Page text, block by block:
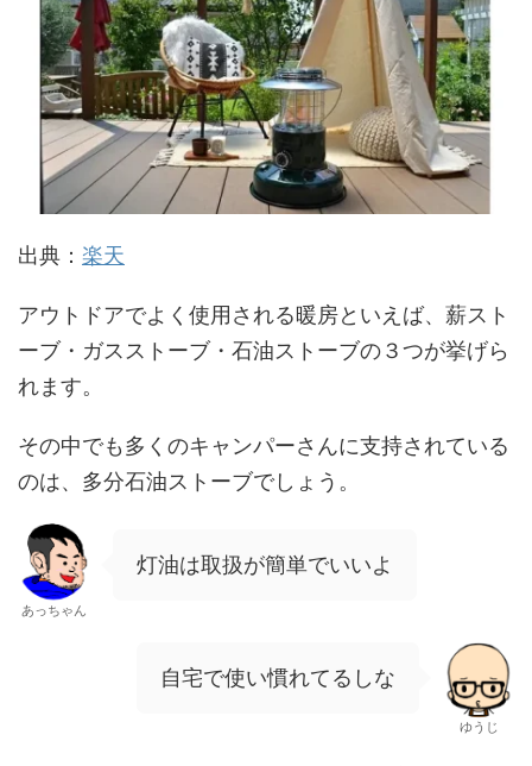
出典： 楽天
アウトドアでよく使用される暖房といえば、薪スト
ーブ・ガスストーブ・石油ストーブの３つが挙げら
れます。
その中でも多くのキャンパーさんに支持されている
のは、多分石油ストーブでしょう。
あっちゃん
灯油は取扱が簡単でいいよ
自宅で使い慣れてるしな
ゆうじ